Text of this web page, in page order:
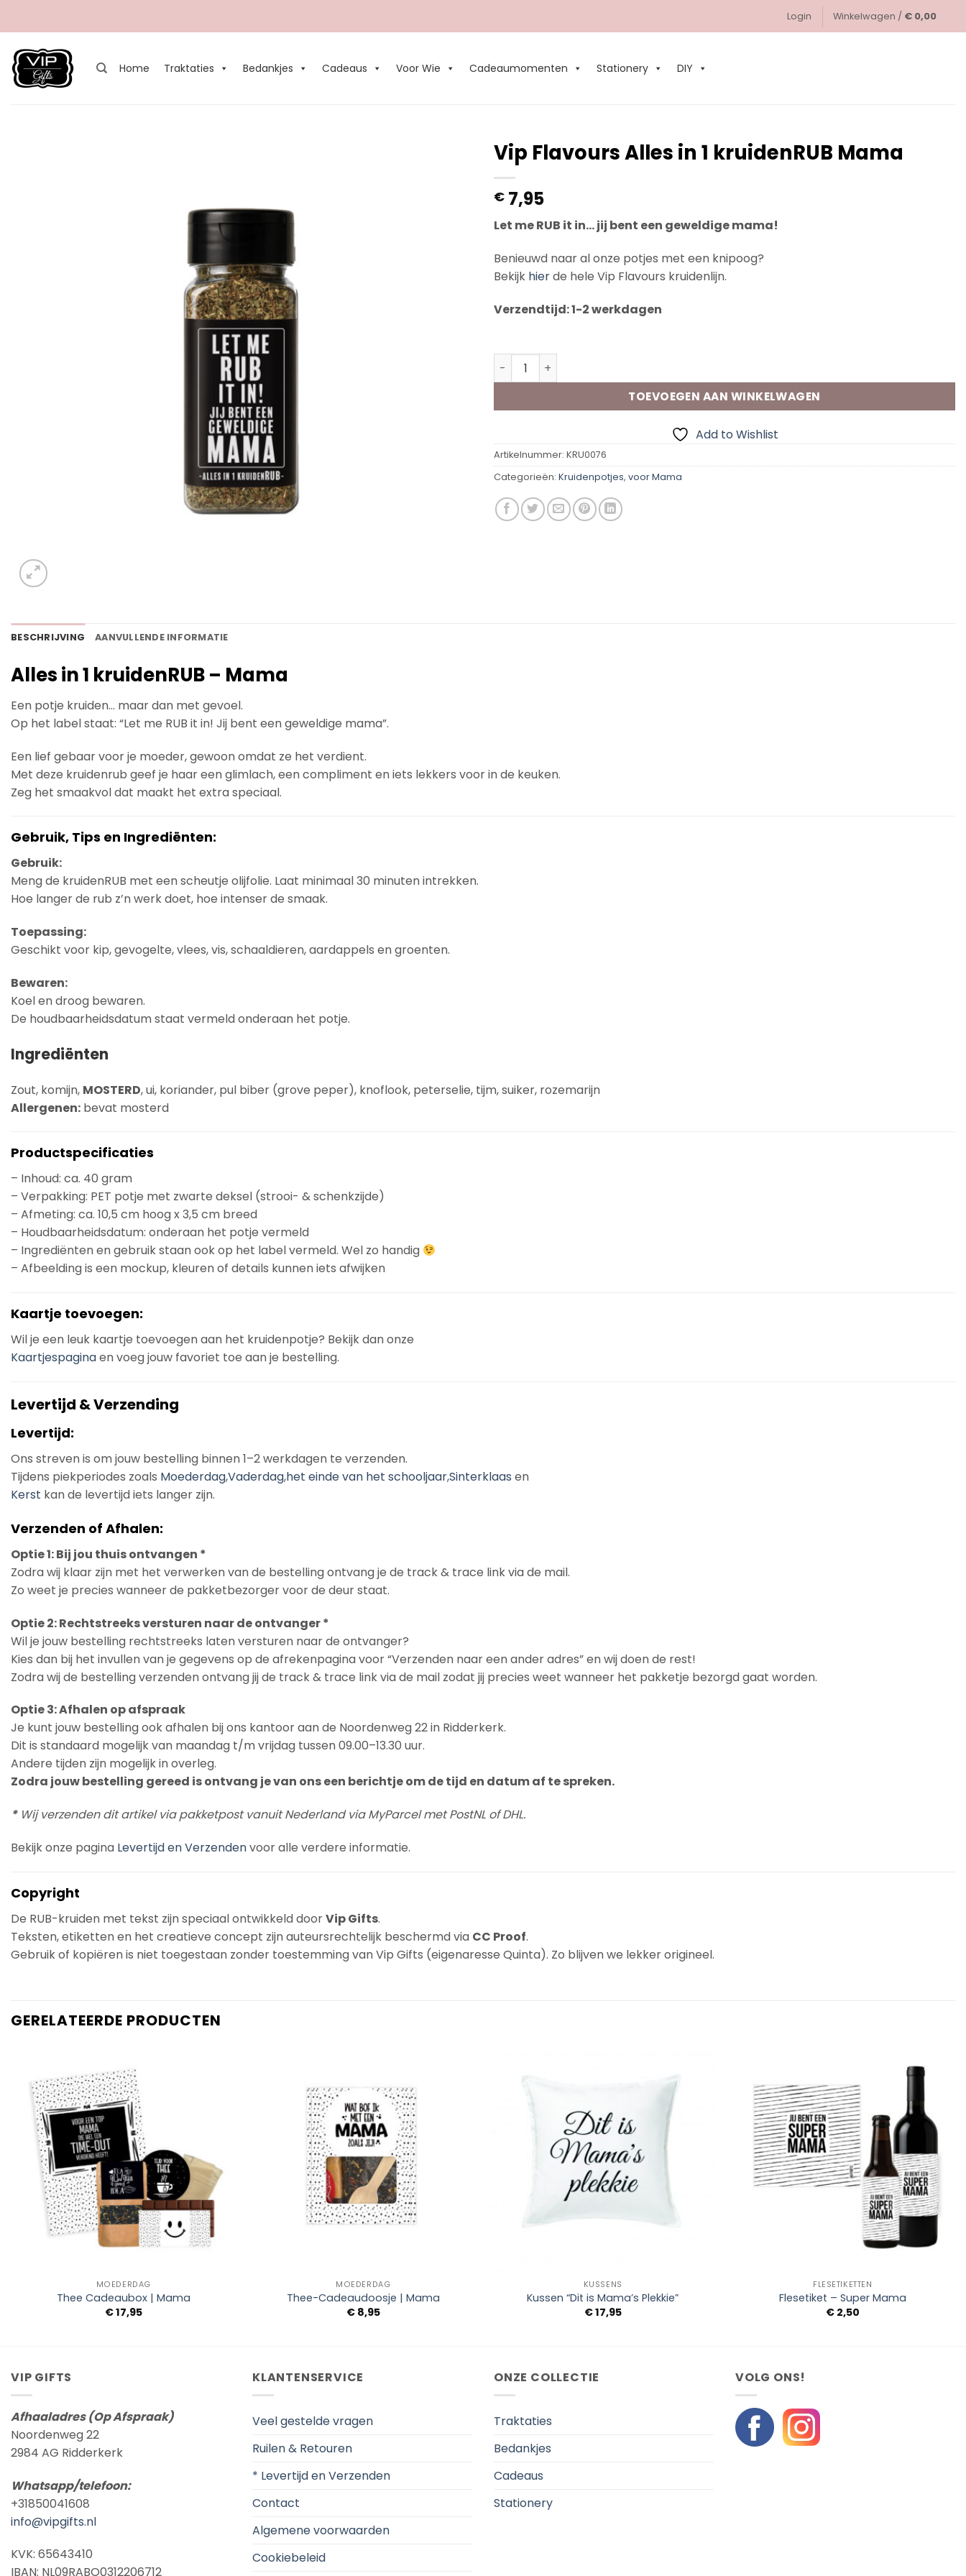
Login Winkelwagen / € 0,00
Home Traktaties Bedankjes Cadeaus Voor Wie Cadeaumomenten Stationery DIY
Vip Flavours Alles in 1 kruidenRUB Mama
€ 7,95
Let me RUB it in… jij bent een geweldige mama!
Benieuwd naar al onze potjes met een knipoog?
Bekijk hierde hele Vip Flavours kruidenlijn.
Verzendtijd: 1-2 werkdagen
Vip Flavours Alles in 1 kruidenRUB Mama aantal
TOEVOEGEN AAN WINKELWAGEN
Add to Wishlist
Artikelnummer: KRU0076
Categorieën: Kruidenpotjes, voor Mama
BESCHRIJVING AANVULLENDE INFORMATIE
Alles in 1 kruidenRUB – Mama
Een potje kruiden… maar dan met gevoel.
Op het label staat: “Let me RUB it in! Jij bent een geweldige mama”.
Een lief gebaar voor je moeder, gewoon omdat ze het verdient.
Met deze kruidenrub geef je haar een glimlach, een compliment en iets lekkers voor in de keuken.
Zeg het smaakvol dat maakt het extra speciaal.
Gebruik, Tips en Ingrediënten:
Gebruik:
Meng de kruidenRUB met een scheutje olijfolie. Laat minimaal 30 minuten intrekken.
Hoe langer de rub z’n werk doet, hoe intenser de smaak.
Toepassing:
Geschikt voor kip, gevogelte, vlees, vis, schaaldieren, aardappels en groenten.
Bewaren:
Koel en droog bewaren.
De houdbaarheidsdatum staat vermeld onderaan het potje.
Ingrediënten
Zout, komijn, MOSTERD, ui, koriander, pul biber (grove peper), knoflook, peterselie, tijm, suiker, rozemarijn
Allergenen: bevat mosterd
Productspecificaties
– Inhoud: ca. 40 gram
– Verpakking: PET potje met zwarte deksel (strooi- & schenkzijde)
– Afmeting: ca. 10,5 cm hoog x 3,5 cm breed
– Houdbaarheidsdatum: onderaan het potje vermeld
– Ingrediënten en gebruik staan ook op het label vermeld. Wel zo handig
– Afbeelding is een mockup, kleuren of details kunnen iets afwijken
Kaartje toevoegen:
Wil je een leuk kaartje toevoegen aan het kruidenpotje? Bekijk dan onze
Kaartjespaginaen voeg jouw favoriet toe aan je bestelling.
Levertijd & Verzending
Levertijd:
Ons streven is om jouw bestelling binnen 1–2 werkdagen te verzenden.
Tijdens piekperiodes zoals Moederdag,Vaderdag,het einde van het schooljaar,Sinterklaas en
Kerst kan de levertijd iets langer zijn.
Verzenden of Afhalen:
Optie 1: Bij jou thuis ontvangen *
Zodra wij klaar zijn met het verwerken van de bestelling ontvang je de track & trace link via de mail.
Zo weet je precies wanneer de pakketbezorger voor de deur staat.
Optie 2: Rechtstreeks versturen naar de ontvanger *
Wil je jouw bestelling rechtstreeks laten versturen naar de ontvanger?
Kies dan bij het invullen van je gegevens op de afrekenpagina voor “Verzenden naar een ander adres” en wij doen de rest!
Zodra wij de bestelling verzenden ontvang jij de track & trace link via de mail zodat jij precies weet wanneer het pakketje bezorgd gaat worden.
Optie 3: Afhalen op afspraak
Je kunt jouw bestelling ook afhalen bij ons kantoor aan de Noordenweg 22 in Ridderkerk.
Dit is standaard mogelijk van maandag t/m vrijdag tussen 09.00–13.30 uur.
Andere tijden zijn mogelijk in overleg.
Zodra jouw bestelling gereed is ontvang je van ons een berichtje om de tijd en datum af te spreken.
*Wij verzenden dit artikel via pakketpost vanuit Nederland via MyParcel met PostNL of DHL.
Bekijk onze pagina Levertijd en Verzendenvoor alle verdere informatie.
Copyright
De RUB-kruiden met tekst zijn speciaal ontwikkeld doorVip Gifts.
Teksten, etiketten en het creatieve concept zijn auteursrechtelijk beschermd via CC Proof.
Gebruik of kopiëren is niet toegestaan zonder toestemming van Vip Gifts (eigenaresse Quinta). Zo blijven we lekker origineel.
GERELATEERDE PRODUCTEN
MOEDERDAG
Thee Cadeaubox | Mama
€17,95
MOEDERDAG
Thee-Cadeaudoosje | Mama
€8,95
KUSSENS
Kussen “Dit is Mama’s Plekkie”
€17,95
FLESETIKETTEN
Flesetiket – Super Mama
€2,50
VIP GIFTS
Afhaaladres (Op Afspraak)
Noordenweg 22
2984 AG Ridderkerk
Whatsapp/telefoon:
+31850041608
info@vipgifts.nl
KVK: 65643410
IBAN: NL09RABO0312206712
KLANTENSERVICE
Veel gestelde vragen
Ruilen & Retouren
* Levertijd en Verzenden
Contact
Algemene voorwaarden
Cookiebeleid
ONZE COLLECTIE
Traktaties
Bedankjes
Cadeaus
Stationery
VOLG ONS!